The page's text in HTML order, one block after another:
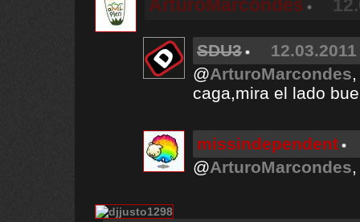
ArturoMarcondes
SDU3
@ArturoMarcondes
caga,mira el lado
missindependent
@ArturoMarcondes